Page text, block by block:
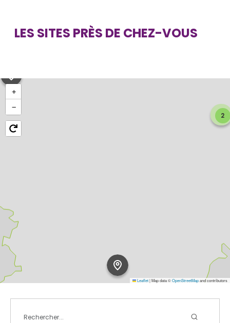
LES SITES PRÈS DE CHEZ-VOUS
2
+
−
Leaflet|Map data ©OpenStreetMapand contributors